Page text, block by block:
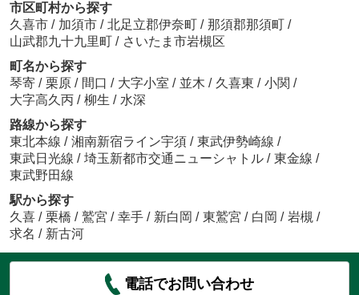
市区町村から探す
久喜市 / 加須市 / 北足立郡伊奈町 / 那須郡那須町 /
山武郡九十九里町 / さいたま市岩槻区
町名から探す
琴寄 / 栗原 / 間口 / 大字小室 / 並木 / 久喜東 / 小関 /
大字高久丙 / 柳生 / 水深
路線から探す
東北本線 / 湘南新宿ライン宇須 / 東武伊勢崎線 /
東武日光線 / 埼玉新都市交通ニューシャトル / 東金線 /
東武野田線
駅から探す
久喜 / 栗橋 / 鷲宮 / 幸手 / 新白岡 / 東鷲宮 / 白岡 / 岩槻 /
求名 / 新古河
電話でお問い合わせ